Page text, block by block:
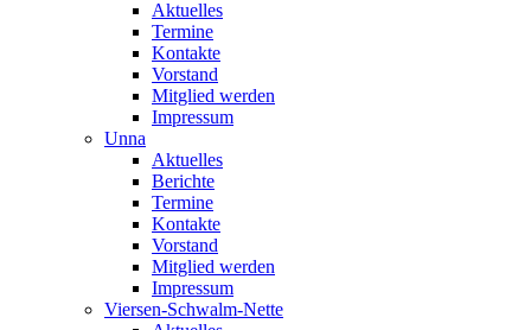
Aktuelles
Termine
Kontakte
Vorstand
Mitglied werden
Impressum
Unna
Aktuelles
Berichte
Termine
Kontakte
Vorstand
Mitglied werden
Impressum
Viersen-Schwalm-Nette